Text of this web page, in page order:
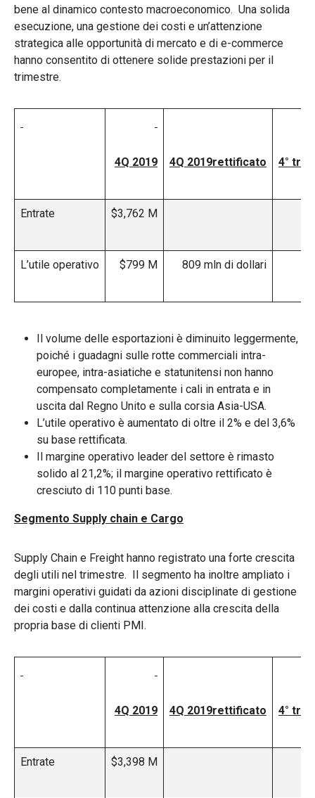
bene al dinamico contesto macroeconomico. Una solida
esecuzione, una gestione dei costi e un’attenzione
strategica alle opportunità di mercato e di e-commerce
hanno consentito di ottenere solide prestazioni per il
trimestre.
4Q 2019 4Q 2019rettificato 4°
Entrate $3,762 M
L’utile operativo $799 M 809 mln di dollari
Il volume delle esportazioni è diminuito leggermente,
poiché i guadagni sulle rotte commerciali intra-
europee, intra-asiatiche e statunitensi non hanno
compensato completamente i cali in entrata e in
uscita dal Regno Unito e sulla corsia Asia-USA.
L’utile operativo è aumentato di oltre il 2% e del 3,6%
su base rettificata.
Il margine operativo leader del settore è rimasto
solido al 21,2%; il margine operativo rettificato è
cresciuto di 110 punti base.
Segmento Supply chain e Cargo
Supply Chain e Freight hanno registrato una forte crescita
degli utili nel trimestre. Il segmento ha inoltre ampliato i
margini operativi guidati da azioni disciplinate di gestione
dei costi e dalla continua attenzione alla crescita della
propria base di clienti PMI.
4Q 2019 4Q 2019rettificato 4°
Entrate $3,398 M